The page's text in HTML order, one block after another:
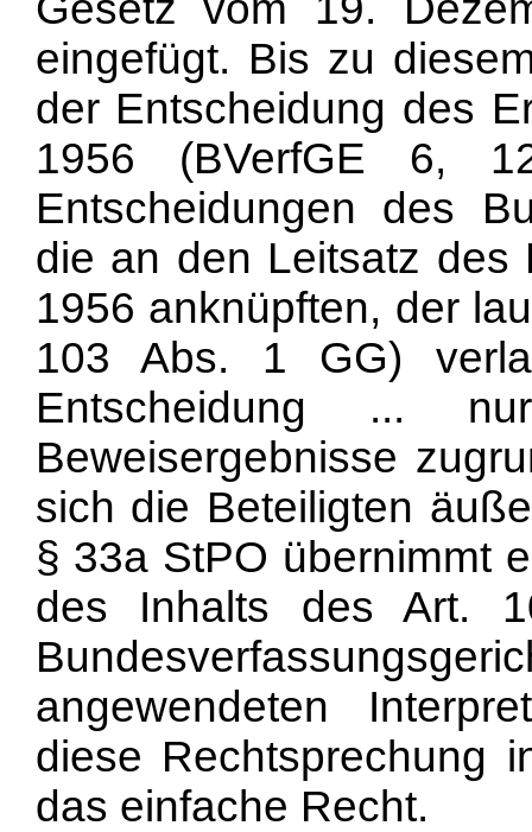
eingefügt. Bis zu
der Entscheidung des
1956 (BVerfGE 6,
Entscheidungen des
die an den Leitsatz des
1956 anknüpften, der
103 Abs. 1 GG)
Entscheidung ...
Beweisergebnisse
sich die Beteiligten
§ 33a StPO übernimmt
des Inhalts des Art.
angewendeten
diese Rechtsprechung
das einfache Recht.